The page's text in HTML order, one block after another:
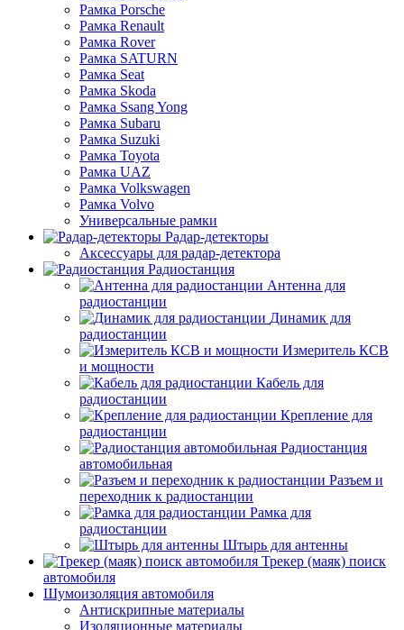
Рамка Porsche
Рамка Renault
Рамка Rover
Рамка SATURN
Рамка Seat
Рамка Skoda
Рамка Ssang Yong
Рамка Subaru
Рамка Suzuki
Рамка Toyota
Рамка UAZ
Рамка Volkswagen
Рамка Volvo
Универсальные рамки
Радар-детекторы
Аксессуары для радар-детектора
Радиостанция
Антенна для
радиостанции
Динамик для
радиостанции
Измеритель КСВ
и мощности
Кабель для
радиостанции
Крепление для
радиостанции
Радиостанция
автомобильная
Разъем и
переходник к радиостанции
Рамка для
радиостанции
Штырь для антенны
Трекер (маяк) поиск
автомобиля
Шумоизоляция автомобиля
Антискрипные материалы
Изоляционные материалы